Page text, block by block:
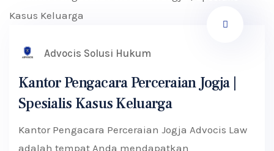
Advocis Solusi Hukum
Kantor Pengacara Perceraian Jogja |
Spesialis Kasus Keluarga
Kantor Pengacara Perceraian Jogja Advocis Law
adalah tempat Anda mendapatkan